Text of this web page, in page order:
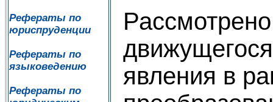
Рефераты по
юриспруденции
Рефераты по
языковедению
Рефераты по
явления в